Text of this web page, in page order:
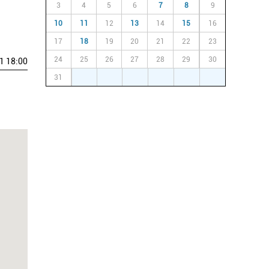
18:00
3 4 5 6 7 8 9
10 11 12 13 14 15 16
17 18 19 20 21 22 23
24 25 26 27 28 29 30
31